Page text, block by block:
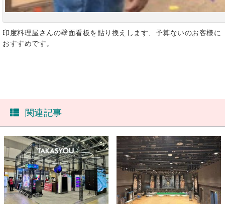
印度料理屋さんの壁面看板を貼り換えします、予算ないのお客様に
おすすめです。
関連記事